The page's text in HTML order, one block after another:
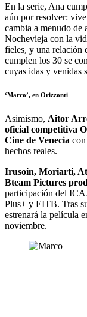
En la serie, Ana
aún por resolver:
cambia a menudo
Nochevieja con la
fieles, y una relación
cumplen los 30 se
cuyas idas y venidas
‘Marco’, en Orizzonti
Asimismo, Aitor
oficial competitiva
Cine de Venecia
hechos reales.
Irusoin, Moriarti,
Bteam Pictures
participación del
Plus+ y EITB. Tras
estrenará la película
noviembre.